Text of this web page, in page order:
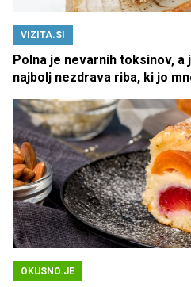
VIZITA.SI
Polna je nevarnih toksinov,
najbolj nezdrava riba, ki jo
OKUSNO.JE